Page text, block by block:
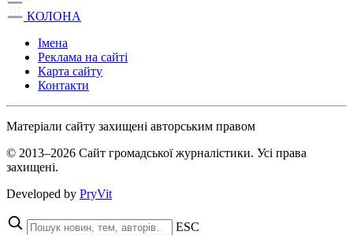
КОЛОНА
Імена
Реклама на сайті
Карта сайту
Контакти
Матеріали сайту захищені авторським правом
© 2013–2026 Сайт громадської журналістики. Усі права
захищені.
Developed by PryVit
ESC